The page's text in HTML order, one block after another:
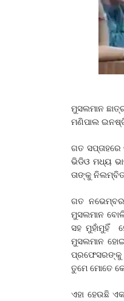
ମୁସଲମାନ
ମଣିପାଲ
ଗତ
ଭିଡିଓ ମଧ୍ୟ
ତାଙ୍କୁ ନିଲମ୍ବିତ
ଗତ ନଭେମ୍ବର
ମୁସଲମାନ
ସହ ମୁହାଁମୁହିଁ
ମୁସଲମାନ
ପ୍ରଫେସରଙ୍କୁ
ତୁମେ ମୋତେ
ଏହା ହେଉଛି